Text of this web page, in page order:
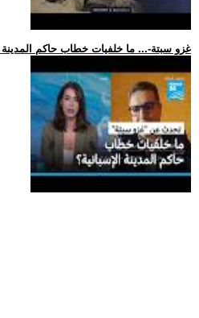
.. -غزو سبتة-... ما خلفيات خطاب حاكم المدينة